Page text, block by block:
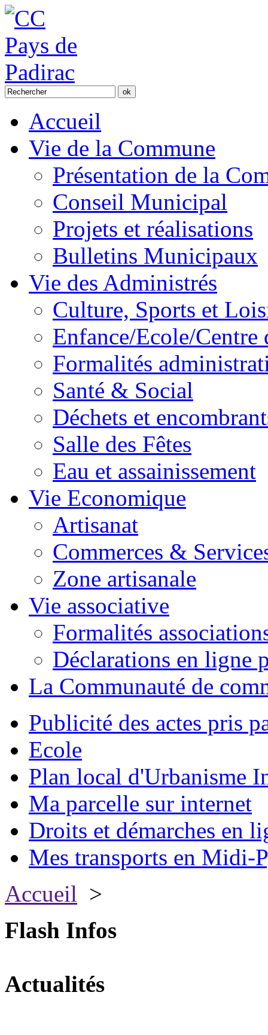
Accueil
Vie de la Commune
Présentation de la
Conseil Municipal
Projets et réalisations
Bulletins Municipaux
Vie des Administrés
Culture, Sports et
Enfance/Ecole/Centre
Formalités
Santé & Social
Déchets et
Salle des Fêtes
Eau et assainissement
Vie Economique
Artisanat
Commerces &
Zone artisanale
Vie associative
Formalités
Déclarations en ligne
La Communauté de
Publicité des actes pris
Ecole
Plan local d'Urbanisme
Ma parcelle sur internet
Droits et démarches en
Mes transports en Midi-
Accueil >
Flash Infos
Actualités